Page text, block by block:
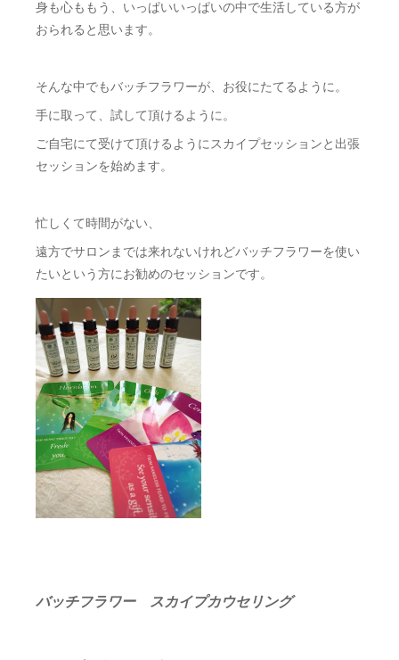
身も心ももう、いっぱいいっぱいの中で生活している方が
おられると思います。
そんな中でもバッチフラワーが、お役にたてるように。
手に取って、試して頂けるように。
ご自宅にて受けて頂けるようにスカイプセッションと出張
セッションを始めます。
忙しくて時間がない、
遠方でサロンまでは来れないけれどバッチフラワーを使い
たいという方にお勧めのセッションです。
バッチフラワー スカイプカウセリング